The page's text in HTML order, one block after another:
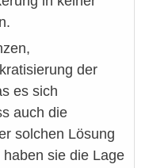
der
es sich
auch die
solchen Lösung
sie die Lage